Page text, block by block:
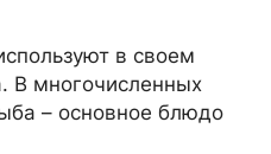
в своем
В многочисленных
– основное блюдо